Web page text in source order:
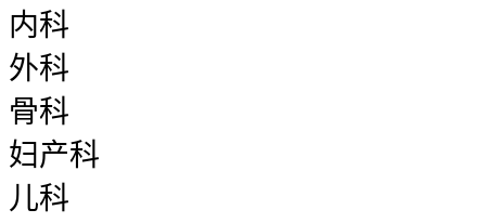
内科
外科
骨科
妇产科
儿科